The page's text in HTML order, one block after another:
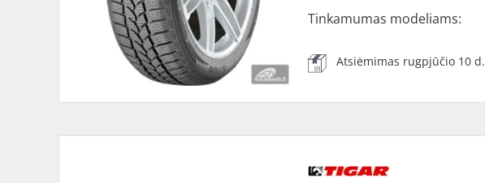
Tinkamumas modeliams:
Atsiėmimas rugpjūčio 10 d.